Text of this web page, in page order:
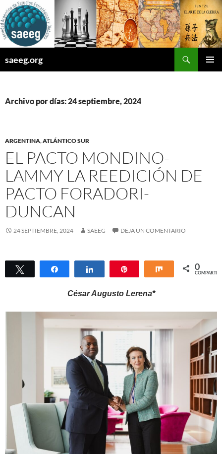
Saltar
al
contenido
saeeg.org
Archivo por días: 24 septiembre, 2024
ARGENTINA,ATLÁNTICO SUR
EL PACTO MONDINO-
LAMMY LA REEDICIÓN DE
PACTO FORADORI-
DUNCAN
24 SEPTIEMBRE, 2024 SAEEG DEJA UN COMENTARIO
Twittear Compartir Compartir Compartir
0
COMPARTIR
César Augusto Lerena*